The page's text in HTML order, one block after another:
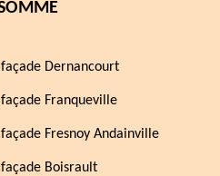
Dernancourt
Franqueville
Fresnoy Andainville
Boisrault